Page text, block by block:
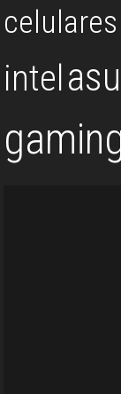
celulares
intel